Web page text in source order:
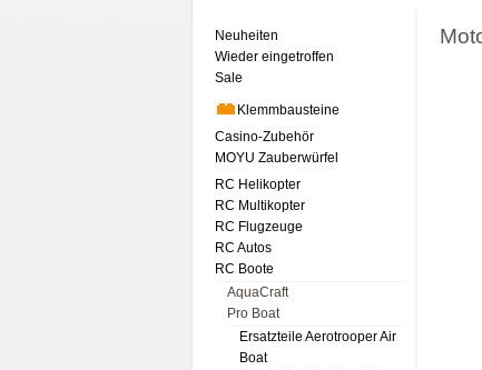
Neuheiten
Wieder eingetroffen
Sale
Klemmbausteine
Casino-Zubehör
MOYU Zauberwürfel
RC Helikopter
RC Multikopter
RC Flugzeuge
RC Autos
RC Boote
AquaCraft
Pro Boat
Ersatzteile Aerotrooper Air
Boat